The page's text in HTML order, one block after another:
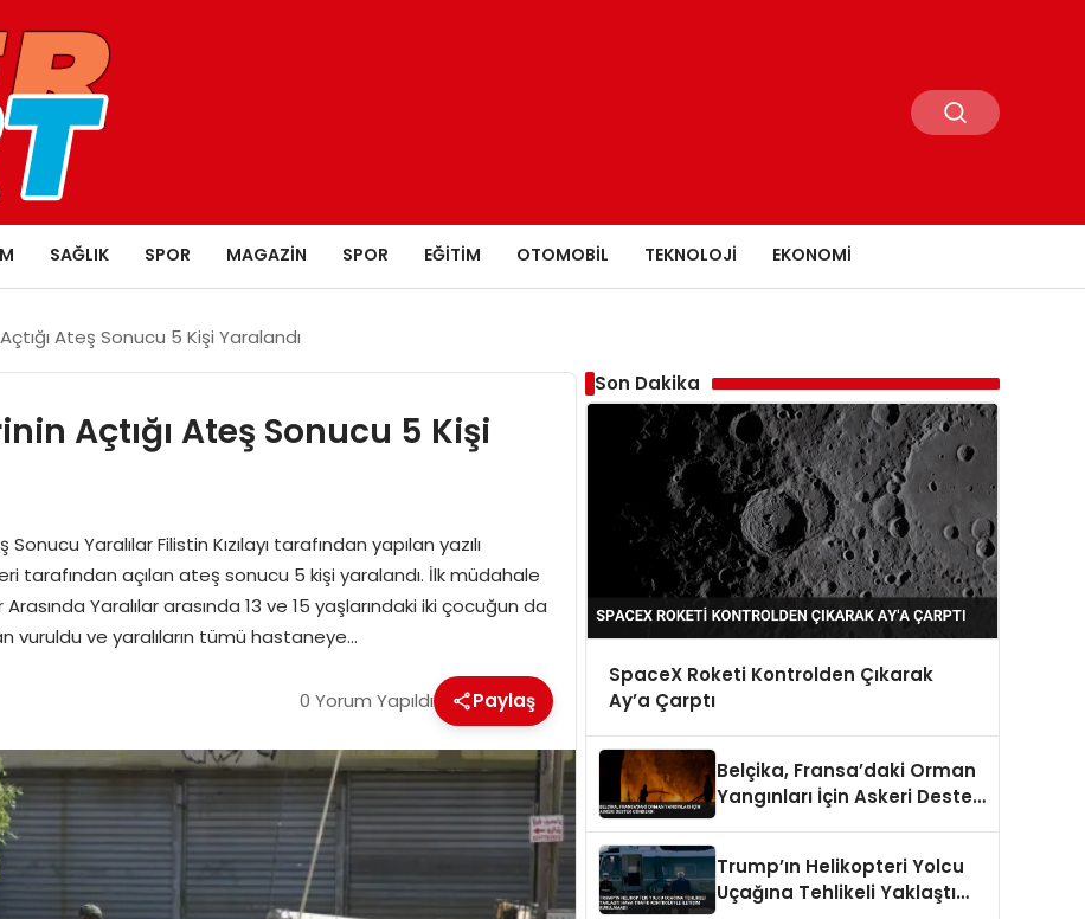
SAĞLIK SPOR MAGAZIN SPOR EĞITIM OTOMOBIL TEKNOLOJI EKONOMI
Ateş Sonucu 5 Kişi Yaralandı
Açtığı Ateş Sonucu 5 Kişi
Yaralılar Filistin Kızılayı tarafından yapılan yazılı
tarafından açılan ateş sonucu 5 kişi yaralandı. İlk müdahale
Yaralılar arasında 13 ve 15 yaşlarındaki iki çocuğun da
vuruldu ve yaralıların tümü hastaneye…
0 Yorum Yapıldı Paylaş
Son Dakika
SpaceX Roketi Kontrolden Çıkarak
Ay’a Çarptı
Belçika, Fransa’daki Orman
Yangınları İçin Askeri Destek
Trump’ın Helikopteri Yolcu
Uçağına Tehlikeli Yaklaştı